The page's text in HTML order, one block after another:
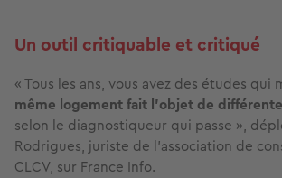
Un outil critiquable et critiqué
« Tous les ans, vous avez des études qui
même logement fait l'objet de
selon le diagnostiqueur qui passe »,
Rodrigues, juriste de l’association de
CLCV, sur France Info.